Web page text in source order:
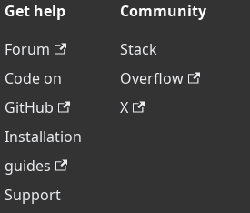
Get help
Forum
Code on
GitHub
Installation
guides
Support
Community
Stack
Overflow
X